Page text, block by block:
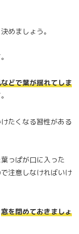
めましょう。
どで葉が揺れてしま
たくなる習性がある
っぱが口に入った
注意しなければいけ
窓を閉めておきましょ